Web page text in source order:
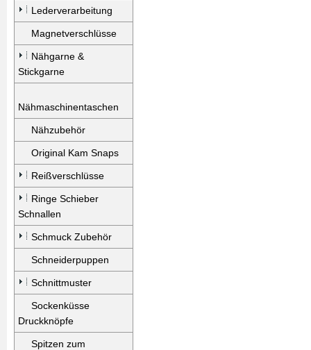
Lederverarbeitung
Magnetverschlüsse
Nähgarne &
Stickgarne
Nähmaschinentaschen
Nähzubehör
Original Kam Snaps
Reißverschlüsse
Ringe Schieber
Schnallen
Schmuck Zubehör
Schneiderpuppen
Schnittmuster
Sockenküsse
Druckknöpfe
Spitzen zum